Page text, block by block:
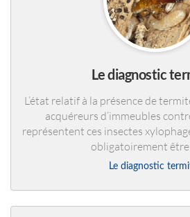
Le diagnostic
L’état relatif à la présence de
acquéreurs d’immeubles
représentent ces insectes
obligatoirement être
Le diagnostic